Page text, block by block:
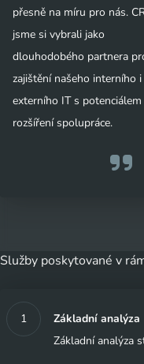
přesně na míru pro nás.
jsme si vybrali jako
dlouhodobého partnera
zajištění našeho interního i
externího IT s potenciálem
rozšíření spolupráce.
Služby poskytované v
Základní analýza
Základní analýza